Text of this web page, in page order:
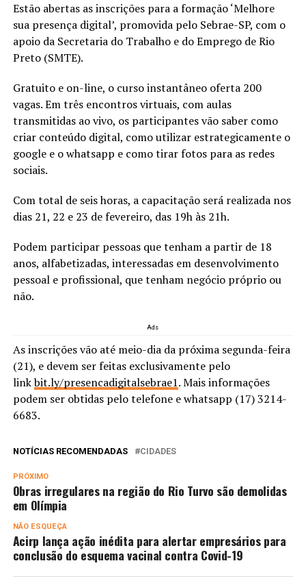
Estão abertas as inscrições para a formação ‘Melhore
sua presença digital’, promovida pelo Sebrae-SP, com o
apoio da Secretaria do Trabalho e do Emprego de Rio
Preto (SMTE).
Gratuito e on-line, o curso instantâneo oferta 200
vagas. Em três encontros virtuais, com aulas
transmitidas ao vivo, os participantes vão saber como
criar conteúdo digital, como utilizar estrategicamente o
google e o whatsapp e como tirar fotos para as redes
sociais.
Com total de seis horas, a capacitação será realizada nos
dias 21, 22 e 23 de fevereiro, das 19h às 21h.
Podem participar pessoas que tenham a partir de 18
anos, alfabetizadas, interessadas em desenvolvimento
pessoal e profissional, que tenham negócio próprio ou
não.
Ads
As inscrições vão até meio-dia da próxima segunda-feira
(21), e devem ser feitas exclusivamente pelo
linkbit.ly/presencadigitalsebrae1. Mais informações
podem ser obtidas pelo telefone e whatsapp (17) 3214-
6683.
NOTÍCIAS RECOMENDADAS CIDADES
PRÓXIMO
Obras irregulares na região do Rio Turvo são demolidas
em Olímpia
NÃO ESQUEÇA
Acirp lança ação inédita para alertar empresários para
conclusão do esquema vacinal contra Covid-19